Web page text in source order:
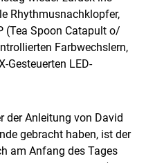
Rhythmusnachklopfer,
(Tea Spoon Catapult o/
Farbwechslern,
Gesteuerten LED-
der Anleitung von David
gebracht haben, ist der
am Anfang des Tages